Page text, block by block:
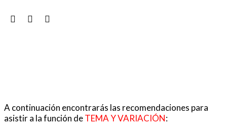
A continuación encontrarás las recomendaciones para
asistir a la función deTEMA Y VARIACIÓN: